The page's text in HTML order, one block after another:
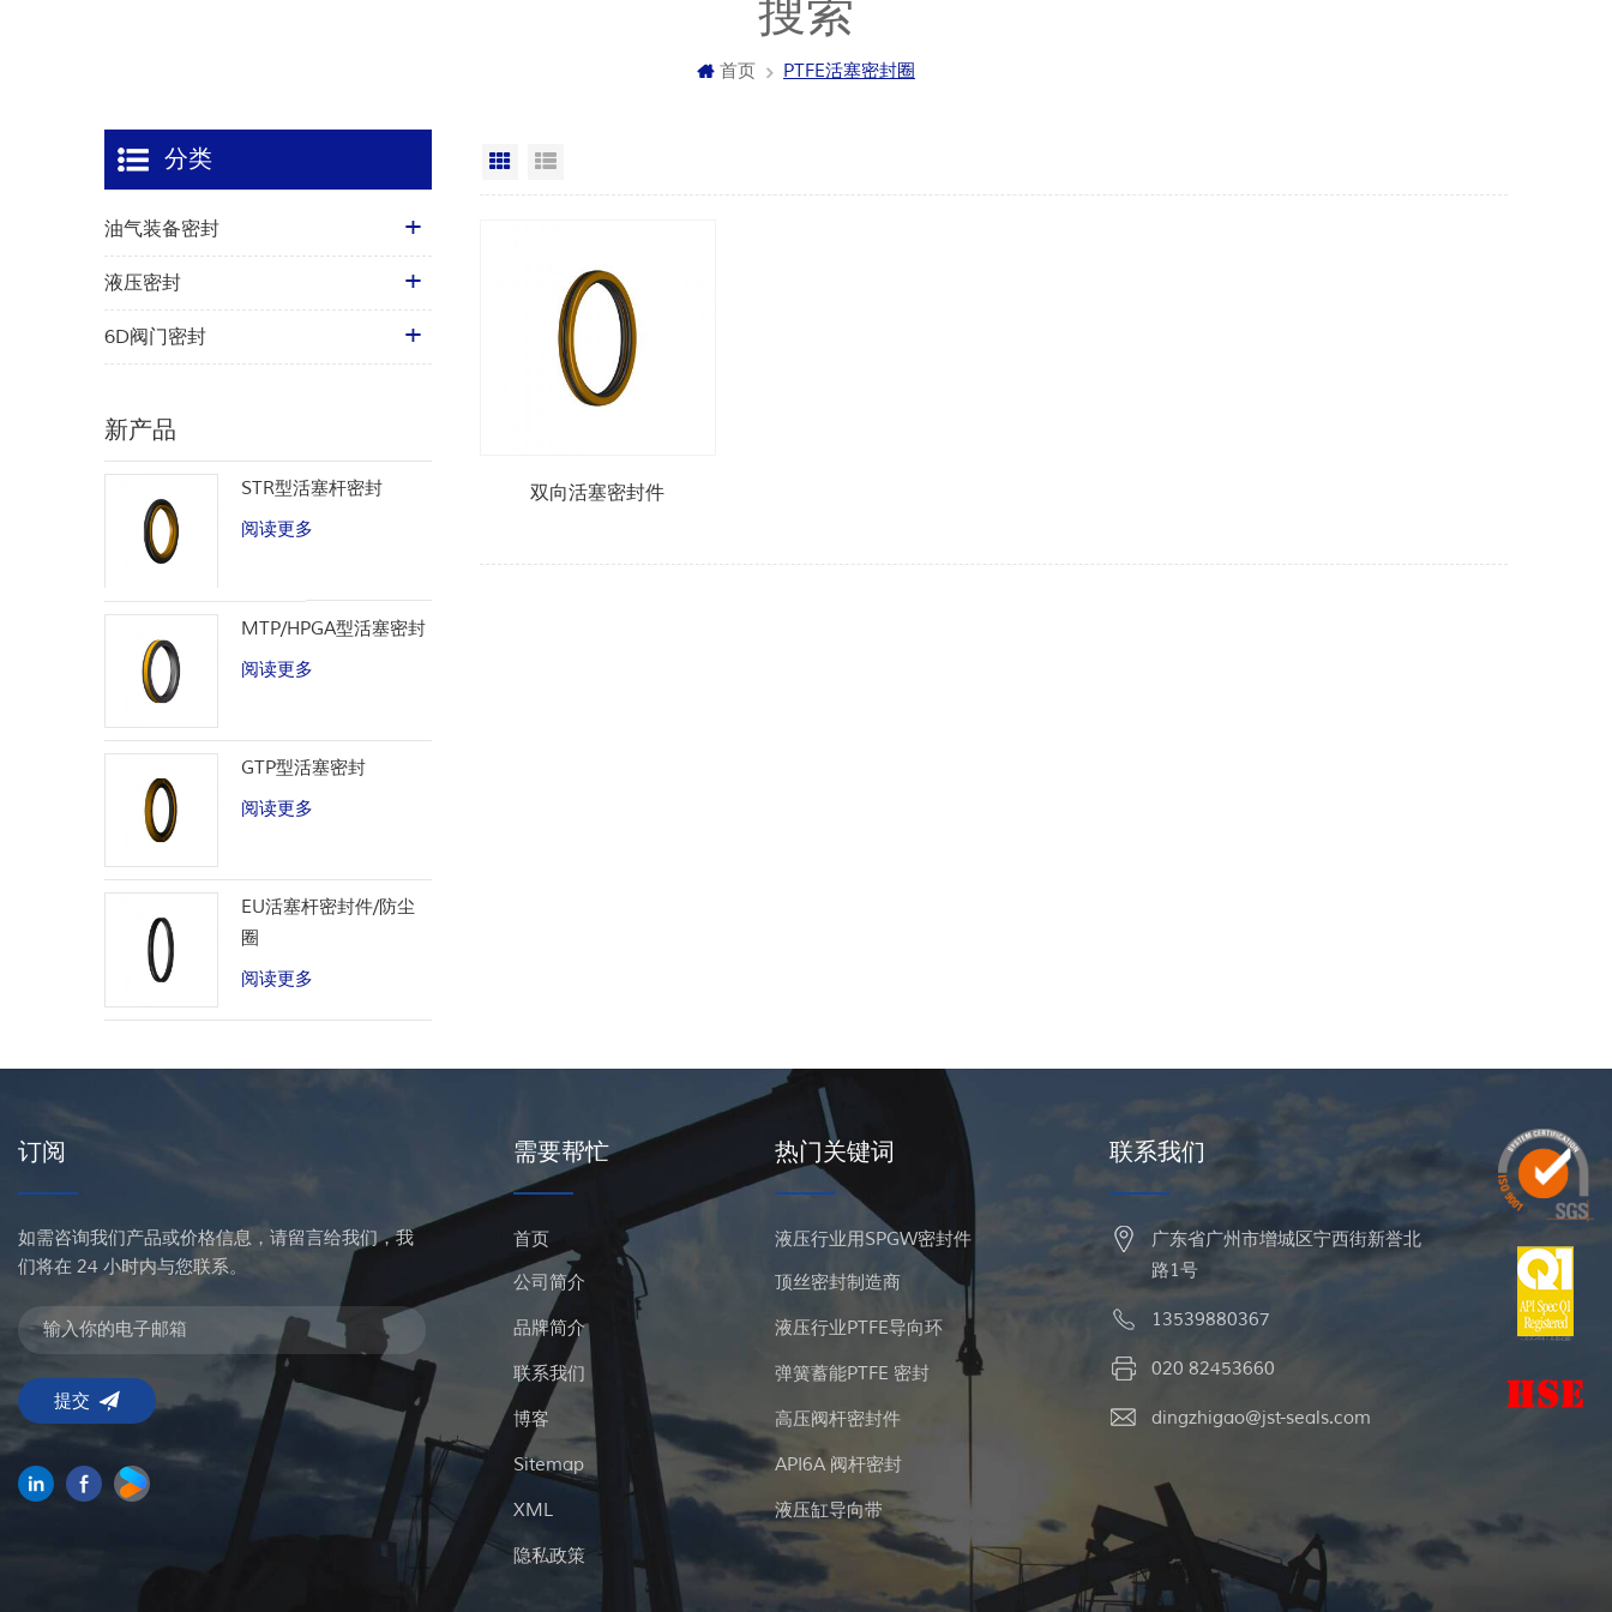
搜索
首页 PTFE活塞密封圈
网格视图
双向活塞密封件
分类
油气装备密封
液压密封
6D阀门密封
新产品
STR型活塞杆密封
阅读更多
MTP/HPGA型活塞密封
阅读更多
GTP型活塞密封
阅读更多
EU活塞杆密封件/防尘
圈
阅读更多
订阅
如需咨询我们产品或价格信息，请留言给我们，我
们将在 24 小时内与您联系。
需要帮忙
首页
公司简介
品牌简介
联系我们
博客
Sitemap
XML
隐私政策
热门关键词
液压行业用SPGW密封件
顶丝密封制造商
液压行业PTFE导向环
弹簧蓄能PTFE 密封
高压阀杆密封件
API6A 阀杆密封
液压缸导向带
联系我们
广东省广州市增城区宁西街新誉北
路1号
13539880367
020 82453660
dingzhigao@jst-seals.com